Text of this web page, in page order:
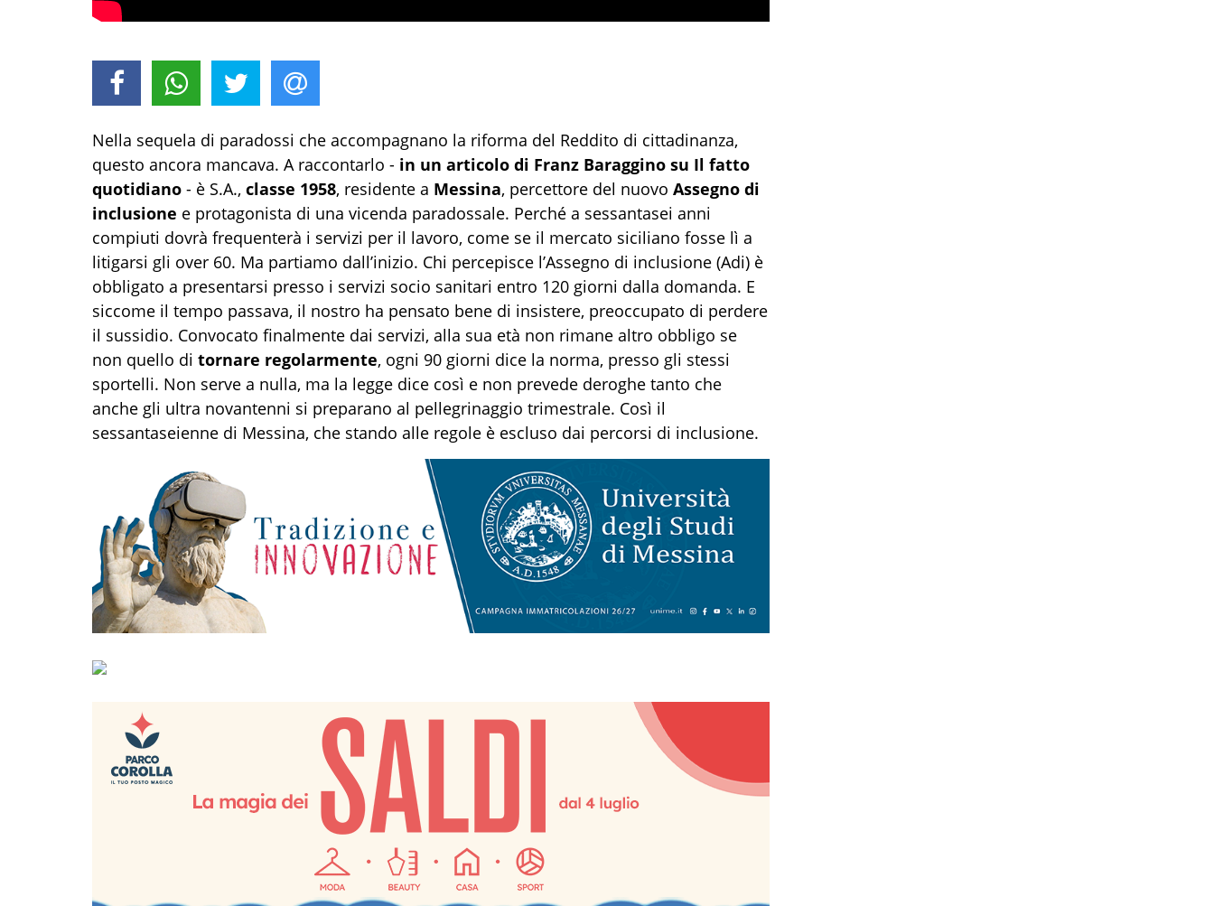
Nella sequela di paradossi che accompagnano la riforma del Reddito di cittadinanza,
questo ancora mancava. A raccontarlo - in un articolo di Franz Baraggino su Il fatto
quotidiano - è S.A., classe 1958, residente a Messina, percettore del nuovo Assegno di
inclusione e protagonista di una vicenda paradossale. Perché a sessantasei anni
compiuti dovrà frequenterà i servizi per il lavoro, come se il mercato siciliano fosse lì a
litigarsi gli over 60. Ma partiamo dall’inizio. Chi percepisce l’Assegno di inclusione (Adi) è
obbligato a presentarsi presso i servizi socio sanitari entro 120 giorni dalla domanda. E
siccome il tempo passava, il nostro ha pensato bene di insistere, preoccupato di perdere
il sussidio. Convocato finalmente dai servizi, alla sua età non rimane altro obbligo se
non quello di tornare regolarmente, ogni 90 giorni dice la norma, presso gli stessi
sportelli. Non serve a nulla, ma la legge dice così e non prevede deroghe tanto che
anche gli ultra novantenni si preparano al pellegrinaggio trimestrale. Così il
sessantaseienne di Messina, che stando alle regole è escluso dai percorsi di inclusione.